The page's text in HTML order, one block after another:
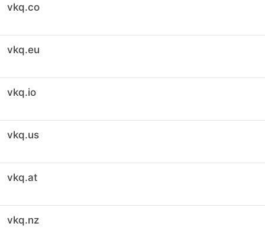
vkq.co
vkq.eu
vkq.io
vkq.us
vkq.at
vkq.nz